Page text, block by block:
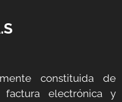
constituida de
electrónica y